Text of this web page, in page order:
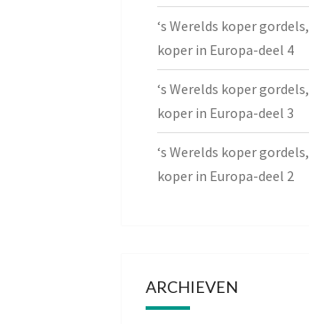
‘s Werelds koper gordels,
koper in Europa-deel 4
‘s Werelds koper gordels,
koper in Europa-deel 3
‘s Werelds koper gordels,
koper in Europa-deel 2
ARCHIEVEN